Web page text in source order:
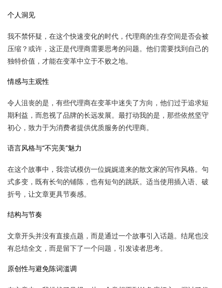
个人洞见
我不禁怀疑，在这个快速变化的时代，代理商的生存空间是否会被
压缩？或许，这正是代理商需要思考的问题。他们需要找到自己的
独特价值，才能在变革中立于不败之地。
情感与主观性
令人沮丧的是，有些代理商在变革中迷失了方向，他们过于追求短
期利益，而忽视了品牌的长远发展。最打动我的是，那些依然坚守
初心，致力于为消费者提供优质服务的代理商。
语言风格与“不完美”魅力
在这个故事中，我尝试模仿一位娓娓道来的散文家的写作风格。句
式多变，既有长句的铺陈，也有短句的跳跃。适当使用插入语、破
折号，让文章更具节奏感。
结构与节奏
文章开头并没有直接点题，而是通过一个故事引入话题。结尾也没
有总结全文，而是留下了一个问题，引发读者思考。
原创性与避免陈词滥调